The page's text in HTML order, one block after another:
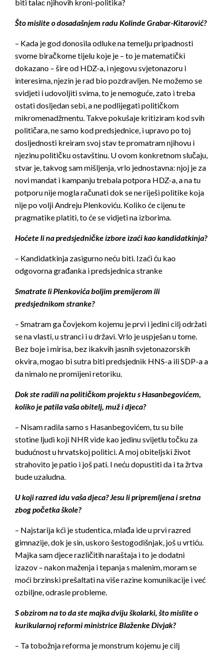
biti talac njihovih kroni-politika?
Što mislite o dosadašnjem radu Kolinde Grabar-Kitarović?
– Kada je god donosila odluke na temelju pripadnosti
svome biračkome tijelu koje je – to je matematički
dokazano – šire od HDZ-a, i njegovu svjetonazoru i
interesima, njezin je rad bio pozdravljen. Ne možemo se
svidjeti i udovoljiti svima, to je nemoguće, zato i treba
ostati dosljedan sebi, a ne podlijegati političkom
mikromenadžmentu. Takve pokušaje kritiziram kod svih
političara, ne samo kod predsjednice, i upravo po toj
dosljednosti kreiram svoj stav te promatram njihovu i
njezinu političku ostavštinu. U ovom konkretnom slučaju,
stvar je, takvog sam mišljenja, vrlo jednostavna: njoj je za
novi mandat i kampanju trebala potpora HDZ-a, a na tu
potporu nije mogla računati dok se ne riješi politike koja
nije po volji Andreju Plenkoviću. Koliko će cijenu te
pragmatike platiti, to će se vidjeti na izborima.
Hoćete li na predsjedničke izbore izaći kao kandidatkinja?
– Kandidatkinja zasigurno neću biti. Izaći ću kao
odgovorna građanka i predsjednica stranke
Smatrate li Plenkovića boljim premijerom ili
predsjednikom stranke?
– Smatram ga čovjekom kojemu je prvi i jedini cilj održati
se na vlasti, u stranci i u državi. Vrlo je uspješan u tome.
Bez boje i mirisa, bez ikakvih jasnih svjetonazorskih
okvira, mogao bi sutra biti predsjednik HNS-a ili SDP-a a
da nimalo ne promijeni retoriku.
Dok ste radili na političkom projektu s Hasanbegovićem,
koliko je patila vaša obitelj, muž i djeca?
– Nisam radila samo s Hasanbegovićem, tu su bile
stotine ljudi koji NHR vide kao jedinu svijetlu točku za
budućnost u hrvatskoj politici. A moj obiteljski život
strahovito je patio i još pati. I neću dopustiti da i ta žrtva
bude uzaludna.
U koji razred idu vaša djeca? Jesu li pripremljena i sretna
zbog početka škole?
– Najstarija kći je studentica, mlađa ide u prvi razred
gimnazije, dok je sin, uskoro šestogodišnjak, još u vrtiću.
Majka sam djece različitih naraštaja i to je dodatni
izazov – nakon maženja i tepanja s malenim, moram se
moći brzinski prešaltati na više razine komunikacije i već
ozbiljne, odrasle probleme.
S obzirom na to da ste majka dviju školarki, što mislite o
kurikularnoj reformi ministrice Blaženke Divjak?
– Ta tobožnja reforma je monstrum kojemu je cilj